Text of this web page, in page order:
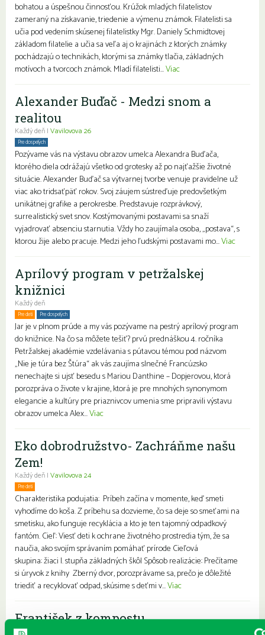
bohatou a úspešnou činnosťou. Krúžok mladých filatelistov
zameraný na získavanie, triedenie a výmenu známok. Filatelisti sa
učia pod vedením skúsenej filatelistky Mgr. Daniely Schmidtovej
základom filatelie a učia sa veľa aj o krajinách z ktorých známky
pochádzajú o technikách, ktorými sa známky tlačia, základných
motívoch a tvorcoch známok. Mladí filatelisti...Viac
Alexander Buďač - Medzi snom a
realitou
Každý deň | Vavilovova 26
Pre dospelých
Pozývame vás na výstavu obrazov umelca Alexandra Buďača,
ktorého diela odrážajú všetko od grotesky až po najťažšie životné
situácie. Alexander Buďač sa výtvarnej tvorbe venuje pravidelne už
viac ako tridsaťpäť rokov. Svoj záujem sústreďuje predovšetkým
unikátnej grafike a perokresbe. Predstavuje rozprávkový,
surrealistický svet snov. Kostýmovanými postavami sa snaží
vyjadrovať absenciu starnutia. Vždy ho zaujímala osoba, „postava“, s
ktorou žije alebo pracuje. Medzi jeho ľudskými postavami mo...Viac
Aprílový program v petržalskej
knižnici
Každý deň
Pre deti Pre dospelých
Jar je v plnom prúde a my vás pozývame na pestrý aprílový program
do knižnice. Na čo sa môžete tešiť? prvú prednáškou 4. ročníka
Petržalskej akadémie vzdelávania s pútavou témou pod názvom
„Nie je túra bez Štúra“ ak vás zaujíma slnečné Francúzsko
nenechajte si ujsť besedu s Mariou Danthine – Dopjerovou, ktorá
porozpráva o živote v krajine, ktorá je pre mnohých synonymom
elegancie a kultúry pre priaznivcov umenia sme pripravili výstavu
obrazov umelca Alex...Viac
Eko dobrodružstvo- Zachráňme našu
Zem!
Každý deň | Vavilovova 24
Pre deti
Charakteristika podujatia: Príbeh začína v momente, keď smeti
vyhodíme do koša. Z príbehu sa dozvieme, čo sa deje so smeťami na
smetisku, ako funguje recyklácia a kto je ten tajomný odpadkový
fantóm. Cieľ: Viesť deti k ochrane životného prostredia tým, že sa
naučia, ako svojím správaním pomáhať prírode Cieľová
skupina: žiaci I. stupňa základných škôl Spôsob realizácie: Prečítame
si úryvok z knihy Zberný dvor, porozprávame sa, prečo je dôležité
triediť a recyklovať odpad, skúsime s deťmi v...Viac
František z kompostu
Každý deň |